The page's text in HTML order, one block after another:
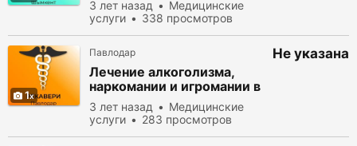
3 лет назад
Медицинские
услуги
338 просмотров
1
Павлодар
Лечение алкоголизма,
наркомании и игромании в
Павлодаре
3 лет назад
Медицинские
услуги
283 просмотров
Не указана